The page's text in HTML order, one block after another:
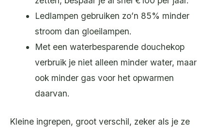
Ledlampen gebruiken zo’n 85% minder
stroom dan gloeilampen.
Met een waterbesparende douchekop
verbruik je niet alleen minder water, maar
ook minder gas voor het opwarmen
daarvan.
Kleine ingrepen, groot verschil, zeker als je ze